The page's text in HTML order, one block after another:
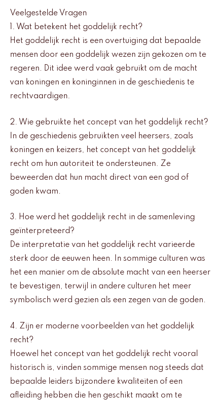
Veelgestelde Vragen
1. Wat betekent het goddelijk recht?
Het goddelijk recht is een overtuiging dat bepaalde
mensen door een goddelijk wezen zijn gekozen om te
regeren. Dit idee werd vaak gebruikt om de macht
van koningen en koninginnen in de geschiedenis te
rechtvaardigen.
2. Wie gebruikte het concept van het goddelijk recht?
In de geschiedenis gebruikten veel heersers, zoals
koningen en keizers, het concept van het goddelijk
recht om hun autoriteit te ondersteunen. Ze
beweerden dat hun macht direct van een god of
goden kwam.
3. Hoe werd het goddelijk recht in de samenleving
geïnterpreteerd?
De interpretatie van het goddelijk recht varieerde
sterk door de eeuwen heen. In sommige culturen was
het een manier om de absolute macht van een heerser
te bevestigen, terwijl in andere culturen het meer
symbolisch werd gezien als een zegen van de goden.
4. Zijn er moderne voorbeelden van het goddelijk
recht?
Hoewel het concept van het goddelijk recht vooral
historisch is, vinden sommige mensen nog steeds dat
bepaalde leiders bijzondere kwaliteiten of een
afleiding hebben die hen geschikt maakt om te